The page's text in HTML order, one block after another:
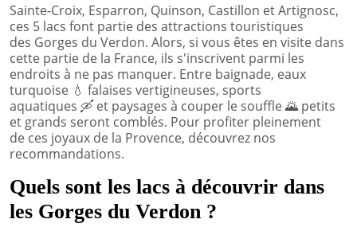
Sainte-Croix, Esparron, Quinson, Castillon et Artignosc,
ces 5 lacs font partie des attractions touristiques
des Gorges du Verdon. Alors, si vous êtes en visite dans
cette partie de la France, ils s'inscrivent parmi les
endroits à ne pas manquer. Entre baignade, eaux
turquoise 💧 falaises vertigineuses, sports
aquatiques 🛶 et paysages à couper le souffle🌄 petits
et grands seront comblés. Pour profiter pleinement
de ces joyaux de la Provence, découvrez nos
recommandations.
Quels sont les lacs à découvrir dans
les Gorges du Verdon ?